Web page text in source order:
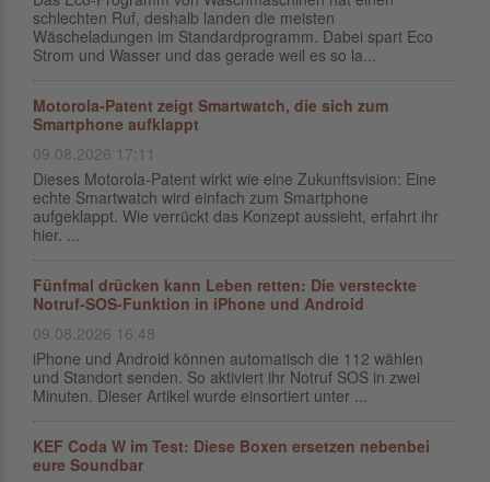
schlechten Ruf, deshalb landen die meisten
Wäscheladungen im Standardprogramm. Dabei spart Eco
Strom und Wasser und das gerade weil es so la...
Motorola-Patent zeigt Smartwatch, die sich zum
Smartphone aufklappt
09.08.2026 17:11
Dieses Motorola-Patent wirkt wie eine Zukunftsvision: Eine
echte Smartwatch wird einfach zum Smartphone
aufgeklappt. Wie verrückt das Konzept aussieht, erfahrt ihr
hier. ...
Fünfmal drücken kann Leben retten: Die versteckte
Notruf-SOS-Funktion in iPhone und Android
09.08.2026 16:48
iPhone und Android können automatisch die 112 wählen
und Standort senden. So aktiviert ihr Notruf SOS in zwei
Minuten. Dieser Artikel wurde einsortiert unter ...
KEF Coda W im Test: Diese Boxen ersetzen nebenbei
eure Soundbar